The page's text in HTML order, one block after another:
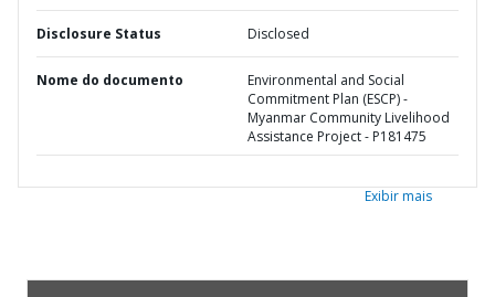
Disclosure Status Disclosed
Nome do documento
Environmental and Social
Commitment Plan (ESCP) -
Myanmar Community Livelihood
Assistance Project - P181475
Exibir mais